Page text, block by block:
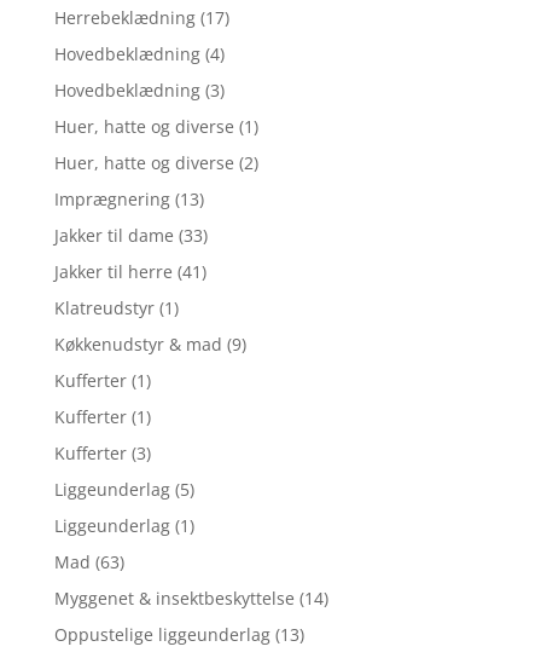
Herrebeklædning (17)
Hovedbeklædning (4)
Hovedbeklædning (3)
Huer, hatte og diverse (1)
Huer, hatte og diverse (2)
Imprægnering (13)
Jakker til dame (33)
Jakker til herre (41)
Klatreudstyr (1)
Køkkenudstyr & mad (9)
Kufferter (1)
Kufferter (1)
Kufferter (3)
Liggeunderlag (5)
Liggeunderlag (1)
Mad (63)
Myggenet & insektbeskyttelse (14)
Oppustelige liggeunderlag (13)